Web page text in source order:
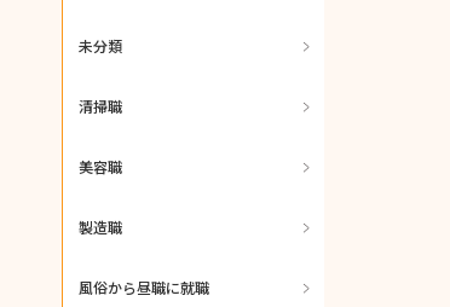
未分類
清掃職
美容職
製造職
風俗から昼職に就職